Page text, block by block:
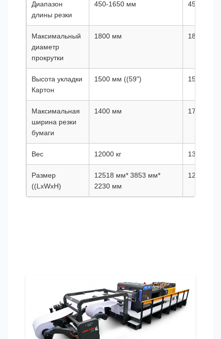
Диапазон
длины резки
450-1650 мм 450-1650
Максимальный
диаметр
прокрутки
1800 мм 1800 мм
Высота укладки
Картон
1500 мм ((59") 1500 мм
Максимальная
ширина резки
бумаги
1400 мм 1700 мм
Вес 12000 кг 13000 кг
Размер
((LxWxH)
12518 мм* 3853 мм*
2230 мм